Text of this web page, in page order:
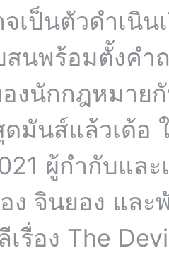
เป็นตัวดำเนิ
นพร้อมตั้งคำ
งนักกฎหมาย
มันส์แล้วเด้อ
ผู้กำกับแล
ง จินยอง และ
เรื่อง The